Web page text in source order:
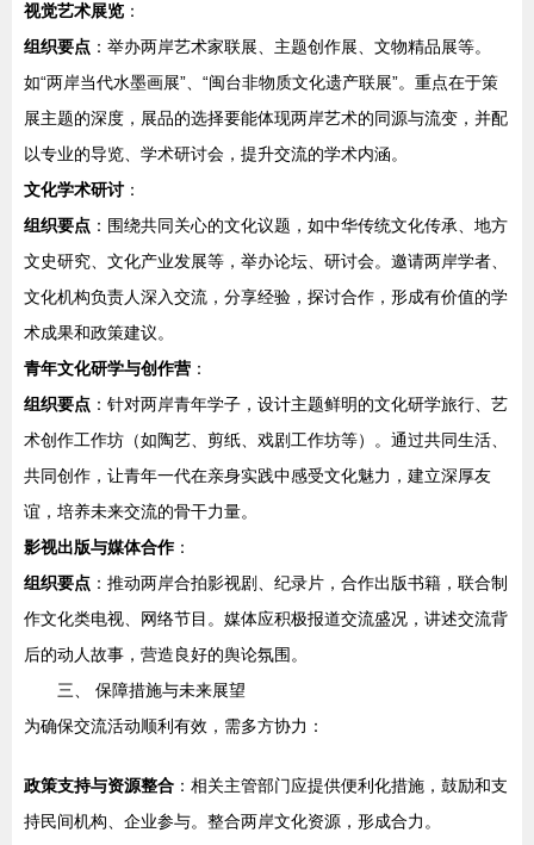
视觉艺术展览 ：
组织要点 ：举办两岸艺术家联展、主题创作展、文物精品展等。
如“两岸当代水墨画展”、“闽台非物质文化遗产联展”。重点在于策
展主题的深度，展品的选择要能体现两岸艺术的同源与流变，并配
以专业的导览、学术研讨会，提升交流的学术内涵。
文化学术研讨：
组织要点 ：围绕共同关心的文化议题，如中华传统文化传承、地方
文史研究、文化产业发展等，举办论坛、研讨会。邀请两岸学者、
文化机构负责人深入交流，分享经验，探讨合作，形成有价值的学
术成果和政策建议。
青年文化研学与创作营 ：
组织要点 ：针对两岸青年学子，设计主题鲜明的文化研学旅行、艺
术创作工作坊（如陶艺、剪纸、戏剧工作坊等）。通过共同生活、
共同创作，让青年一代在亲身实践中感受文化魅力，建立深厚友
谊，培养未来交流的骨干力量。
影视出版与媒体合作：
组织要点 ：推动两岸合拍影视剧、纪录片，合作出版书籍，联合制
作文化类电视、网络节目。媒体应积极报道交流盛况，讲述交流背
后的动人故事，营造良好的舆论氛围。
三、 保障措施与未来展望
为确保交流活动顺利有效，需多方协力：
政策支持与资源整合 ：相关主管部门应提供便利化措施，鼓励和支
持民间机构、企业参与。整合两岸文化资源，形成合力。